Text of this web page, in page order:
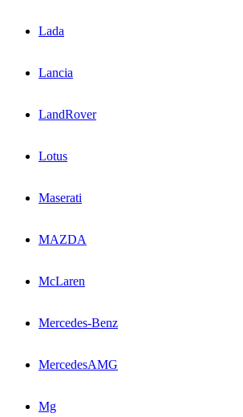
Lada
Lancia
LandRover
Lotus
Maserati
MAZDA
McLaren
Mercedes-Benz
MercedesAMG
Mg